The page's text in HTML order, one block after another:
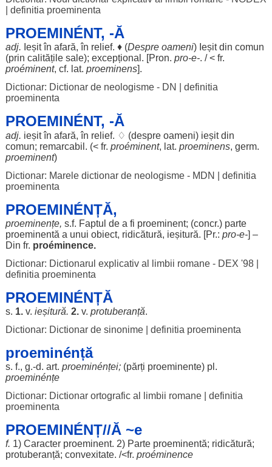
definitia proeminenta
PROEMINÉNT, -Ă
adj. Ieșitîn afară, în relief. ♦ (Despre oameni) Ieșitdin comun
(prin calitățile sale); excepțional . [Pron. pro-e-. / < fr.
proéminent, cf. lat. proeminens].
Dictionar: Dictionar de neologisme - DN
definitia
proeminenta
PROEMINÉNT, -Ă
adj. ieșitîn afară, în relief. ♢ (despre oameni) ieșitdin
comun; remarcabil . (< fr. proéminent, lat. proeminens, germ.
proeminent)
Dictionar: Marele dictionar de neologisme - MDN
definitia
proeminenta
PROEMINÉNȚĂ,
proeminențe, s.f. Faptul de a fi proeminent; (concr.) parte
proeminentă a unui obiect, ridicătură, ieșitură. [Pr.: pro-e-] –
Din fr. proéminence.
Dictionar: Dictionarul explicativ al limbii romane - DEX '98|
definitia proeminenta
PROEMINÉNȚĂ
s. 1.v. ieșitură. 2.v. protuberanță.
Dictionar: Dictionar de sinonime| definitia proeminenta
proeminénță
s. f., g.-d. art. proeminénței;(părți proeminente) pl.
proeminénțe
Dictionar: Dictionar ortografic al limbii romane| definitia
proeminenta
PROEMINÉNȚ//Ă ~e
f. 1) Caracter proeminent. 2) Parteproeminentă; ridicătură;
protuberanță; convexitate. /<fr. proéminence